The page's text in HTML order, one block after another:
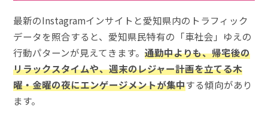
最新のInstagramインサイトと愛知県内のトラフィック
データを照合すると、愛知県民特有の「車社会」ゆえの
行動パターンが見えてきます。通勤中よりも、帰宅後の
リラックスタイムや、週末のレジャー計画を立てる木
曜・金曜の夜にエンゲージメントが集中する傾向があり
ます。